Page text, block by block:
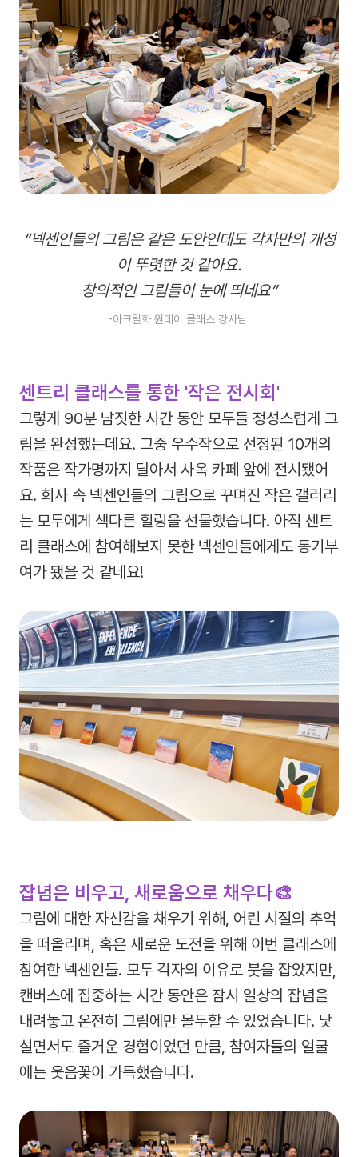
“넥센인들의 그림은 같은 도안인데도 각자만의 개성
이 뚜렷한 것 같아요.
창의적인 그림들이 눈에 띄네요”
-아크릴화 원데이 클래스 강사님
센트리 클래스를 통한 '작은 전시회'
그렇게 90분 남짓한 시간 동안 모두들 정성스럽게 그
림을 완성했는데요. 그중 우수작으로 선정된 10개의
작품은 작가명까지 달아서 사옥 카페 앞에 전시됐어
요. 회사 속 넥센인들의 그림으로 꾸며진 작은 갤러리
는 모두에게 색다른 힐링을 선물했습니다. 아직 센트
리 클래스에 참여해보지 못한 넥센인들에게도 동기부
여가 됐을 것 같네요!
잡념은 비우고, 새로움으로 채우다🎨
그림에 대한 자신감을 채우기 위해, 어린 시절의 추억
을 떠올리며, 혹은 새로운 도전을 위해 이번 클래스에
참여한 넥센인들. 모두 각자의 이유로 붓을 잡았지만,
캔버스에 집중하는 시간 동안은 잠시 일상의 잡념을
내려놓고 온전히 그림에만 몰두할 수 있었습니다. 낯
설면서도 즐거운 경험이었던 만큼, 참여자들의 얼굴
에는 웃음꽃이 가득했습니다.